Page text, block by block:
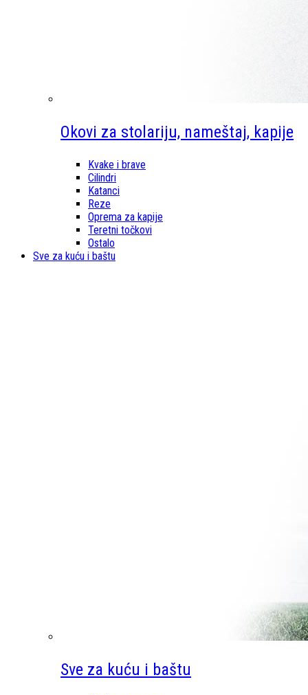
Okovi za stolariju, nameštaj, kapije
Kvake i brave
Cilindri
Katanci
Reze
Oprema za kapije
Teretni točkovi
Ostalo
Sve za kuću i baštu
Sve za kuću i baštu